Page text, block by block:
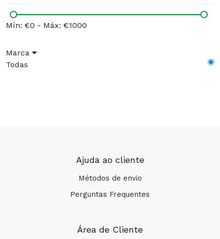
Mín: €0 - Máx: €1000
Marca
Todas
Ajuda ao cliente
Métodos de envio
Perguntas Frequentes
Área de Cliente